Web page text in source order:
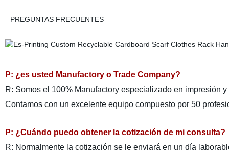
PREGUNTAS FRECUENTES
P: ¿es usted Manufactory o Trade Company?
R: Somos el 100% Manufactory especializado en impresión
Contamos con un excelente equipo compuesto por 50
P: ¿Cuándo puedo obtener la cotización de mi consulta?
R: Normalmente la cotización se le enviará en un día